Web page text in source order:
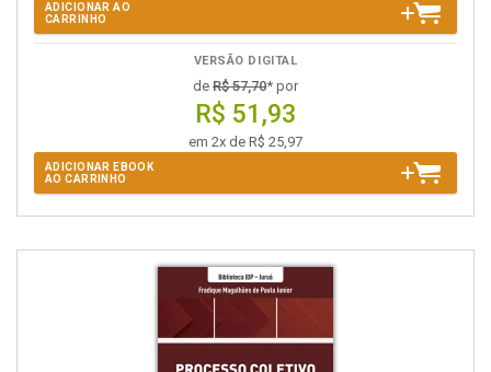
ADICIONAR AO
CARRINHO
VERSÃO DIGITAL
de R$ 57,70* por
R$ 51,93
em 2x de R$ 25,97
ADICIONAR EBOOK
AO CARRINHO